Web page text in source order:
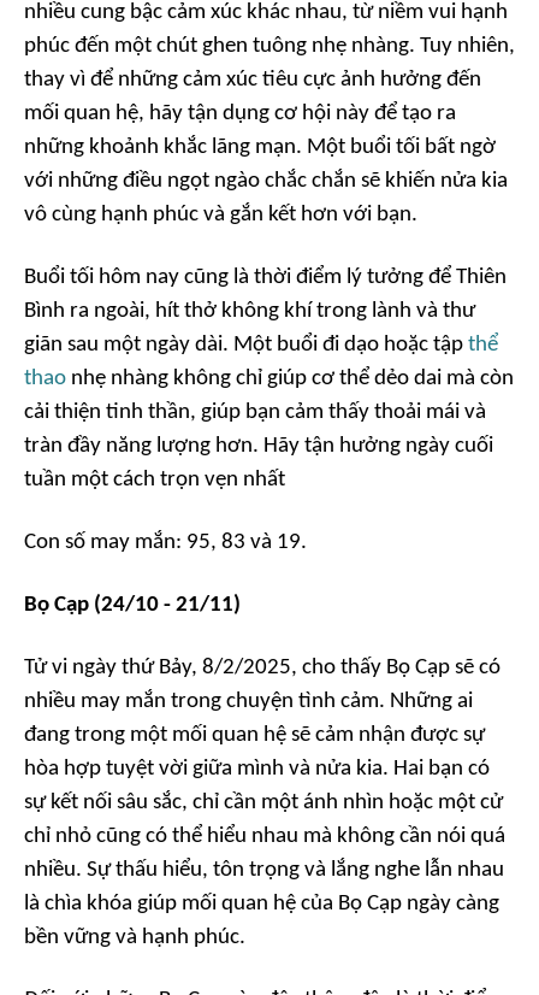
nhiều cung bậc cảm xúc khác nhau, từ niềm vui hạnh
phúc đến một chút ghen tuông nhẹ nhàng. Tuy nhiên,
thay vì để những cảm xúc tiêu cực ảnh hưởng đến
mối quan hệ, hãy tận dụng cơ hội này để tạo ra
những khoảnh khắc lãng mạn. Một buổi tối bất ngờ
với những điều ngọt ngào chắc chắn sẽ khiến nửa kia
vô cùng hạnh phúc và gắn kết hơn với bạn.
Buổi tối hôm nay cũng là thời điểm lý tưởng để Thiên
Bình ra ngoài, hít thở không khí trong lành và thư
giãn sau một ngày dài. Một buổi đi dạo hoặc tập thể
thao nhẹ nhàng không chỉ giúp cơ thể dẻo dai mà còn
cải thiện tinh thần, giúp bạn cảm thấy thoải mái và
tràn đầy năng lượng hơn. Hãy tận hưởng ngày cuối
tuần một cách trọn vẹn nhất
Con số may mắn: 95, 83 và 19.
Bọ Cạp (24/10 - 21/11)
Tử vi ngày thứ Bảy, 8/2/2025, cho thấy Bọ Cạp sẽ có
nhiều may mắn trong chuyện tình cảm. Những ai
đang trong một mối quan hệ sẽ cảm nhận được sự
hòa hợp tuyệt vời giữa mình và nửa kia. Hai bạn có
sự kết nối sâu sắc, chỉ cần một ánh nhìn hoặc một cử
chỉ nhỏ cũng có thể hiểu nhau mà không cần nói quá
nhiều. Sự thấu hiểu, tôn trọng và lắng nghe lẫn nhau
là chìa khóa giúp mối quan hệ của Bọ Cạp ngày càng
bền vững và hạnh phúc.